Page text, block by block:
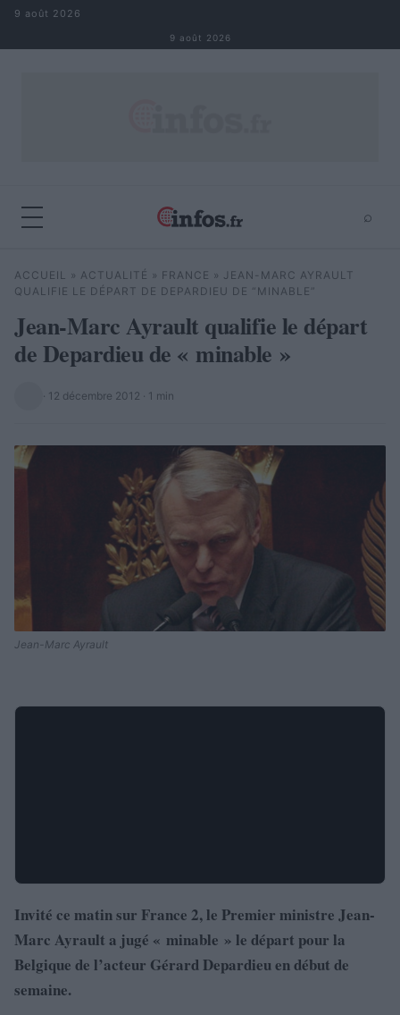
Aller au contenu
9 août 2026
9 août 2026
⌕
Rechercher ⌕
ACCUEIL » ACTUALITÉ » FRANCE » JEAN-MARC AYRAULT
QUALIFIE LE DÉPART DE DEPARDIEU DE “MINABLE”
Jean-Marc Ayrault qualifie le départ
de Depardieu de « minable »
· 12 décembre 2012 · 1 min
Jean-Marc Ayrault
Invité ce matin sur France 2, le Premier ministre Jean-
Marc Ayrault a jugé « minable » le départ pour la
Belgique de l’acteur Gérard Depardieu en début de
semaine.